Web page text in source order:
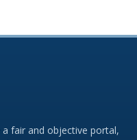
fair and objective portal,